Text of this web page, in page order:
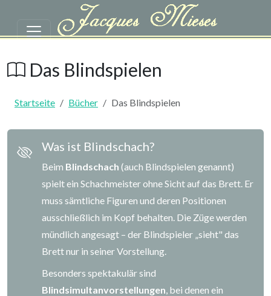
Zum Hauptinhalt springen
Das Blindspielen von Jacques
Das Blindspielen
Startseite Bücher Das Blindspielen
Was ist Blindschach?
Beim Blindschach (auch Blindspielen genannt)
spielt ein Schachmeister ohne Sicht auf das Brett. Er
muss sämtliche Figuren und deren Positionen
ausschließlich im Kopf behalten. Die Züge werden
mündlich angesagt – der Blindspieler „sieht" das
Brett nur in seiner Vorstellung.
Besonders spektakulär sind
Blindsimultanvorstellungen, bei denen ein